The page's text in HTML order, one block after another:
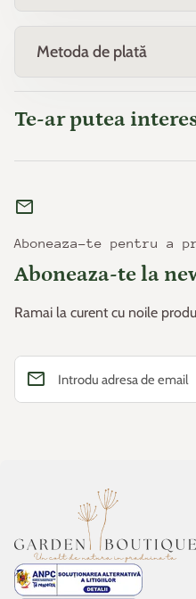
Metoda de plată
Te-ar putea
mail
Aboneaza-te pentru a
Aboneaza-te la
Ramai la curent cu noile
Introdu adresa de email
email